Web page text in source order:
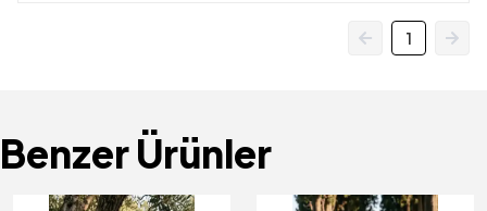
1
Benzer Ürünler